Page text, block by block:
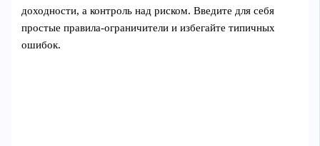
доходности, а контроль над риском. Введите для себя
простые правила-ограничители и избегайте типичных
ошибок.